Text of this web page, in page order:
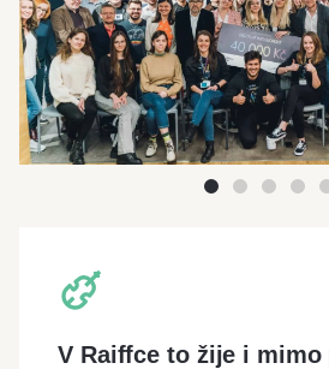
V Raiffce to žije i mimo